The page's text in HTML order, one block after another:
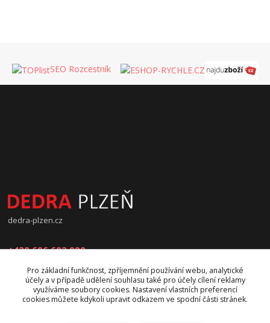
SEO Rozcestník
dedra-plzen.cz
+420 606 602 090
jana.beranova@atlas.cz
Pro základní funkčnost, zpříjemnění používání webu, analytické
účely a v případě udělení souhlasu také pro účely cílení reklamy
využíváme soubory cookies. Nastavení vlastních preferencí
cookies můžete kdykoli upravit odkazem ve spodní části stránek.